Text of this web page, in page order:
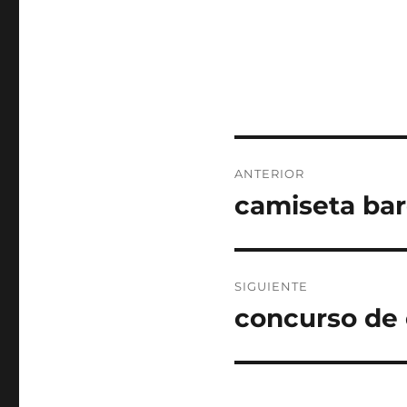
de
ANTERIOR
Entrada
camiseta
SIGUIENTE
Entrada
concurso